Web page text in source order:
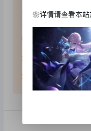
会员发帖仅代表会员
对其真实性负责
警告： 真假自辨，游
站长联系safew:
站长旺旺：
❀详情请查看本